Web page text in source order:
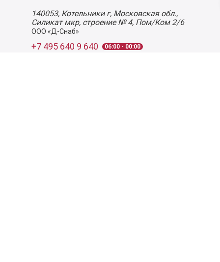
140053, Котельники г, Московская обл.,
Силикат мкр, строение № 4, Пом/Ком 2/6
ООО «Д-Снаб»
+7 495 640 9 640 06:00 - 00:00